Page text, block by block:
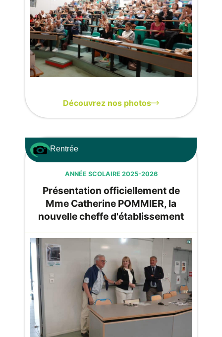
Découvrez nos photos
Rentrée
ANNÉE SCOLAIRE 2025-2026
Présentation officiellement de
Mme Catherine POMMIER, la
nouvelle cheffe d'établissement